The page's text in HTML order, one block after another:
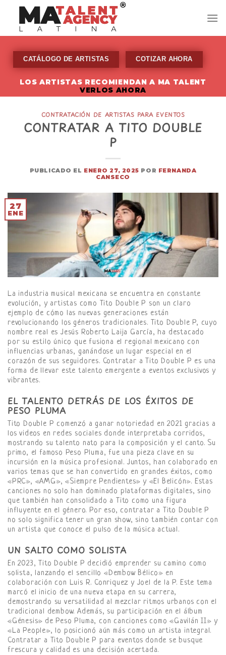
content
CATÁLOGO DE ARTISTAS COTIZAR AHORA
LOS ARTISTAS RECOMIENDAN A MA TALENT
VERLOS AHORA
CONTRATACIÓN DE ARTISTAS PARA EVENTOS
CONTRATAR A TITO DOUBLE
P
PUBLICADO EL ENERO 27, 2025 POR FERNANDA
CANSECO
27
ENE
La industria musical mexicana se encuentra en constante
evolución, y artistas como Tito Double P son un claro
ejemplo de cómo las nuevas generaciones están
revolucionando los géneros tradicionales. Tito Double P, cuyo
nombre real es Jesús Roberto Laija García, ha destacado
por su estilo único que fusiona el regional mexicano con
influencias urbanas, ganándose un lugar especial en el
corazón de sus seguidores. Contratar a Tito Double P es una
forma de llevar este talento emergente a eventos exclusivos y
vibrantes.
EL TALENTO DETRÁS DE LOS ÉXITOS DE
PESO PLUMA
Tito Double P comenzó a ganar notoriedad en 2021 gracias a
los videos en redes sociales donde interpretaba corridos,
mostrando su talento nato para la composición y el canto. Su
primo, el famoso Peso Pluma, fue una pieza clave en su
incursión en la música profesional. Juntos, han colaborado en
varios temas que se han convertido en grandes éxitos, como
«PRC», «AMG», «Siempre Pendientes» y «El Belicón». Estas
canciones no solo han dominado plataformas digitales, sino
que también han consolidado a Tito como una figura
influyente en el género. Por eso, contratar a Tito Double P
no solo significa tener un gran show, sino también contar con
un artista que conoce el pulso de la música actual.
UN SALTO COMO SOLISTA
En 2023, Tito Double P decidió emprender su camino como
solista, lanzando el sencillo «Dembow Bélico» en
colaboración con Luis R. Conriquez y Joel de la P. Este tema
marcó el inicio de una nueva etapa en su carrera,
demostrando su versatilidad al mezclar ritmos urbanos con el
tradicional dembow. Además, su participación en el álbum
«Génesis» de Peso Pluma, con canciones como «Gavilán II» y
«La People», lo posicionó aún más como un artista integral.
Contratar a Tito Double P para eventos donde se busque
frescura y calidad es una decisión acertada.